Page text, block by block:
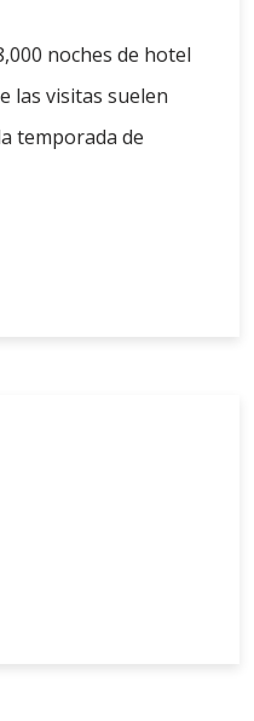
noches de hotel
las visitas suelen
temporada de